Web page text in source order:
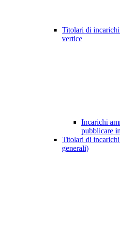
Titolari di
vertice
Incarichi
pubblicare
Titolari di
generali)